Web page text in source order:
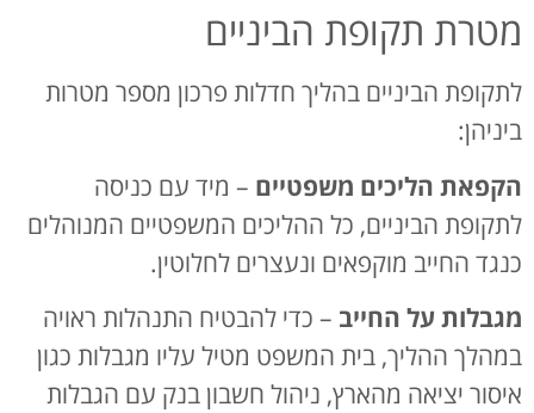
מטרת תקופת הביניים
לתקופת הביניים בהליך חדלות פרכון מספר מטרות
ביניהן:
הקפאת הליכים משפטיים – מיד עם כניסה
לתקופת הביניים, כל ההליכים המשפטיים המנוהלים
כנגד החייב מוקפאים ונעצרים לחלוטין.
מגבלות על החייב – כדי להבטיח התנהלות ראויה
במהלך ההליך, בית המשפט מטיל עליו מגבלות כגון
איסור יציאה מהארץ, ניהול חשבון בנק עם הגבלות